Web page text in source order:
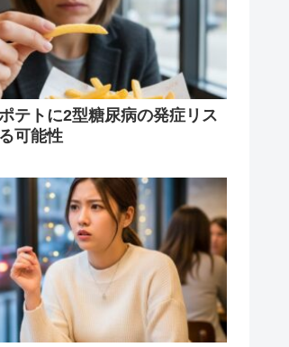
テトに2型糖尿病の発症リス
可能性